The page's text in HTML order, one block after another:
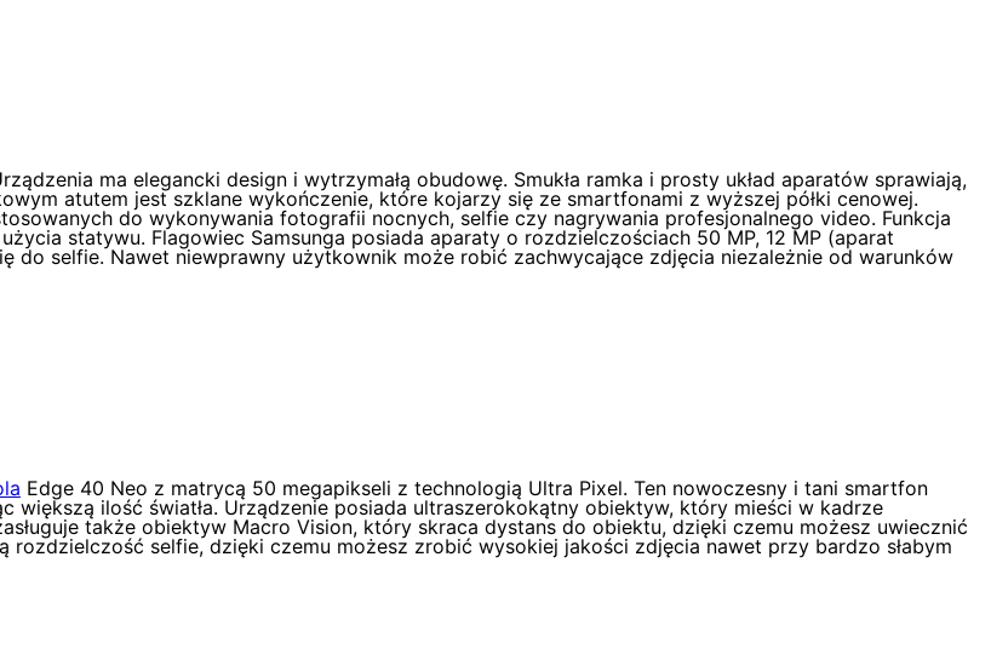
ma elegancki design i wytrzymałą obudowę. Smukła ramka i prosty układ aparatów sprawiają,
atutem jest szklane wykończenie, które kojarzy się ze smartfonami z wyższej półki cenowej.
do wykonywania fotografii nocnych, selfie czy nagrywania profesjonalnego video. Funkcja
statywu. Flagowiec Samsunga posiada aparaty o rozdzielczościach 50 MP, 12 MP (aparat
do selfie. Nawet niewprawny użytkownik może robić zachwycające zdjęcia niezależnie od warunków
Edge 40 Neo z matrycą 50 megapikseli z technologią Ultra Pixel. Ten nowoczesny i tani smartfon
większą ilość światła. Urządzenie posiada ultraszerokokątny obiektyw, który mieści w kadrze
także obiektyw Macro Vision, który skraca dystans do obiektu, dzięki czemu możesz uwiecznić
rozdzielczość selfie, dzięki czemu możesz zrobić wysokiej jakości zdjęcia nawet przy bardzo słabym